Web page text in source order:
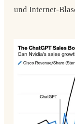
und Internet-